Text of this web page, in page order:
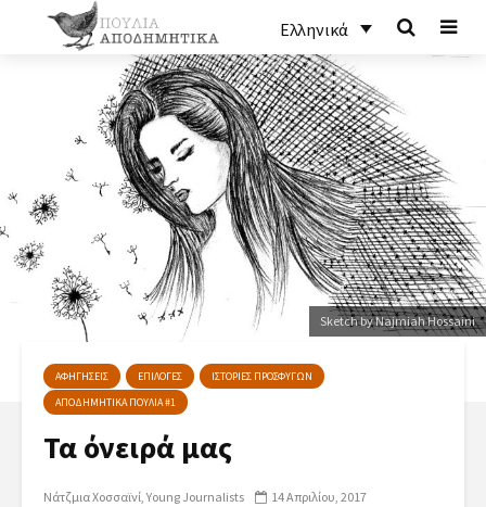
Ελληνικά
Sketch by Najmiah Hossaini
ΑΦΗΓΗΣΕΙΣ ΕΠΙΛΟΓΕΣ
ΙΣΤΟΡΙΕΣ ΠΡΟΣΦΥΓΩΝ
ΑΠΟΔΗΜΗΤΙΚΑ ΠΟΥΛΙΑ #1
Τα όνειρά μας
Νάτζμια Χοσσαϊνί Young Journalists
14 Απριλίου, 2017